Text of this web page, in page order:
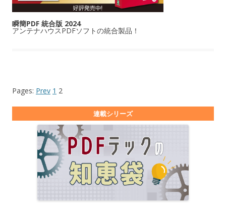
瞬簡PDF 統合版 2024
アンテナハウスPDFソフトの統合製品！
Pages: Prev 1 2
連載シリーズ